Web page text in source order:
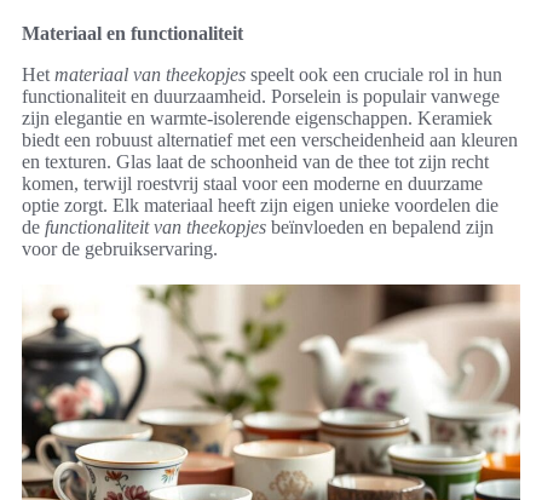
Materiaal en functionaliteit
Het materiaal van theekopjes speelt ook een cruciale rol in hun
functionaliteit en duurzaamheid. Porselein is populair vanwege
zijn elegantie en warmte-isolerende eigenschappen. Keramiek
biedt een robuust alternatief met een verscheidenheid aan kleuren
en texturen. Glas laat de schoonheid van de thee tot zijn recht
komen, terwijl roestvrij staal voor een moderne en duurzame
optie zorgt. Elk materiaal heeft zijn eigen unieke voordelen die
de functionaliteit van theekopjes beïnvloeden en bepalend zijn
voor de gebruikservaring.